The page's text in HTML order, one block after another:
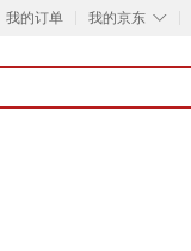
我的订单 ◇
我的京东